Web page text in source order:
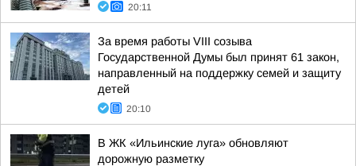
20:11
За время работы VIII созыва
Государственной Думы был принят 61 закон,
направленный на поддержку семей и защиту
детей
20:10
В ЖК «Ильинские луга» обновляют
дорожную разметку